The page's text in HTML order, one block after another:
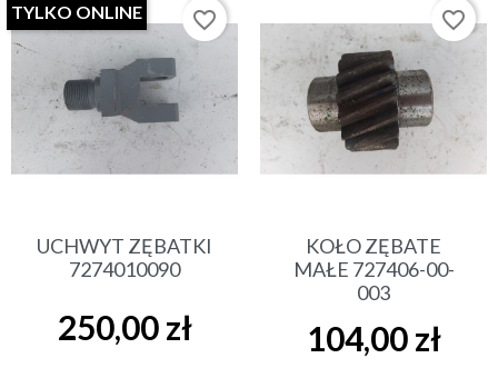
UCHWYT ZĘBATKI
7274010090
Cena
250,00 zł
TYLKO ONLINE favorite_border
KOŁO ZĘBATE
MAŁE 727406-00-
003
Cena
104,00 zł
favorite_border